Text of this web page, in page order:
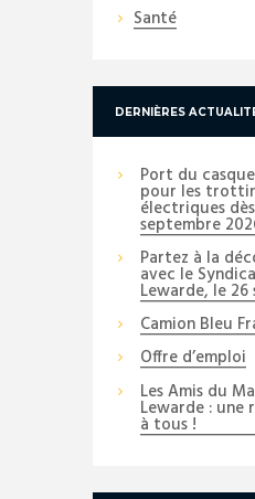
Santé
DERNIÈRES
Port du
pour les
électriques
septembre
Partez à la
avec le
Lewarde, le
Camion Bleu
Offre d’emploi
Les Amis du
Lewarde :
à tous !